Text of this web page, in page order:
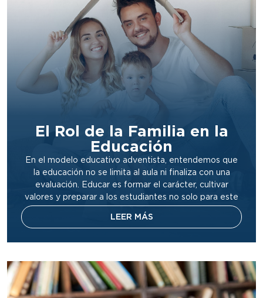
El Rol de la Familia en la
Educación
En el modelo educativo adventista, entendemos que
la educación no se limita al aula ni finaliza con una
evaluación. Educar es formar el carácter, cultivar
valores y preparar a los estudiantes no solo para este
mundo, sino para la vida eterna. Y en ese proceso, la
familia ocupa un rol esencial e irremplazable.
LEER MÁS